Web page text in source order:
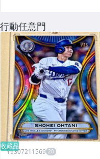
行動任意門
收藏品
Y9307211569